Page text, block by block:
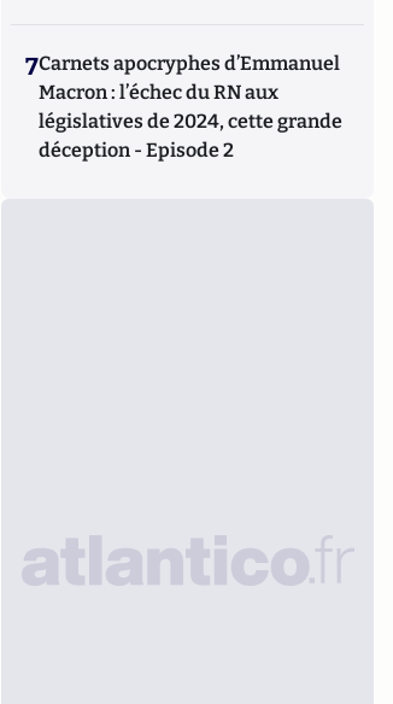
7Carnets apocryphes d’Emmanuel
Macron : l’échec du RN aux
législatives de 2024, cette grande
déception - Episode 2